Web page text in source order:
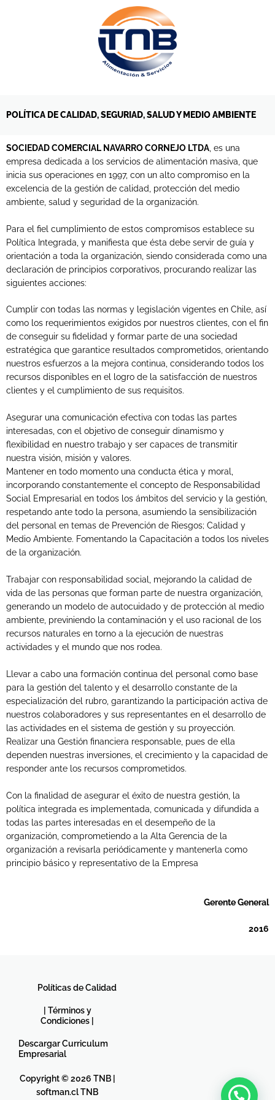
POLÍTICA DE CALIDAD, SEGURIAD, SALUD Y MEDIO AMBIENTE
SOCIEDAD COMERCIAL NAVARRO CORNEJO LTDA , es una
empresa dedicada a los servicios de alimentación masiva, que
inicia sus operaciones en 1997, con un alto compromiso en la
excelencia de la gestión de calidad, protección del medio
ambiente, salud y seguridad de la organización.
Para el fiel cumplimiento de estos compromisos establece su
Política Integrada, y manifiesta que ésta debe servir de guía y
orientación a toda la organización, siendo considerada como una
declaración de principios corporativos, procurando realizar las
siguientes acciones:
Cumplir con todas las normas y legislación vigentes en Chile, así
como los requerimientos exigidos por nuestros clientes, con el fin
de conseguir su fidelidad y formar parte de una sociedad
estratégica que garantice resultados comprometidos, orientando
nuestros esfuerzos a la mejora continua, considerando todos los
recursos disponibles en el logro de la satisfacción de nuestros
clientes y el cumplimiento de sus requisitos.
Asegurar una comunicación efectiva con todas las partes
interesadas, con el objetivo de conseguir dinamismo y
flexibilidad en nuestro trabajo y ser capaces de transmitir
nuestra visión, misión y valores.
Mantener en todo momento una conducta ética y moral,
incorporando constantemente el concepto de Responsabilidad
Social Empresarial en todos los ámbitos del servicio y la gestión,
respetando ante todo la persona, asumiendo la sensibilización
del personal en temas de Prevención de Riesgos; Calidad y
Medio Ambiente. Fomentando la Capacitación a todos los niveles
de la organización.
Trabajar con responsabilidad social, mejorando la calidad de
vida de las personas que forman parte de nuestra organización,
generando un modelo de autocuidado y de protección al medio
ambiente, previniendo la contaminación y el uso racional de los
recursos naturales en torno a la ejecución de nuestras
actividades y el mundo que nos rodea.
Llevar a cabo una formación continua del personal como base
para la gestión del talento y el desarrollo constante de la
especialización del rubro, garantizando la participación activa de
nuestros colaboradores y sus representantes en el desarrollo de
las actividades en el sistema de gestión y su proyección.
Realizar una Gestión financiera responsable, pues de ella
dependen nuestras inversiones, el crecimiento y la capacidad de
responder ante los recursos comprometidos.
Con la finalidad de asegurar el éxito de nuestra gestión, la
política integrada es implementada, comunicada y difundida a
todas las partes interesadas en el desempeño de la
organización, comprometiendo a la Alta Gerencia de la
organización a revisarla periódicamente y mantenerla como
principio básico y representativo de la Empresa
Gerente General
2016
Políticas de Calidad
| Términos y
Condiciones |
Descargar Curriculum
Empresarial
Copyright © 2026 TNB |
softman.cl TNB